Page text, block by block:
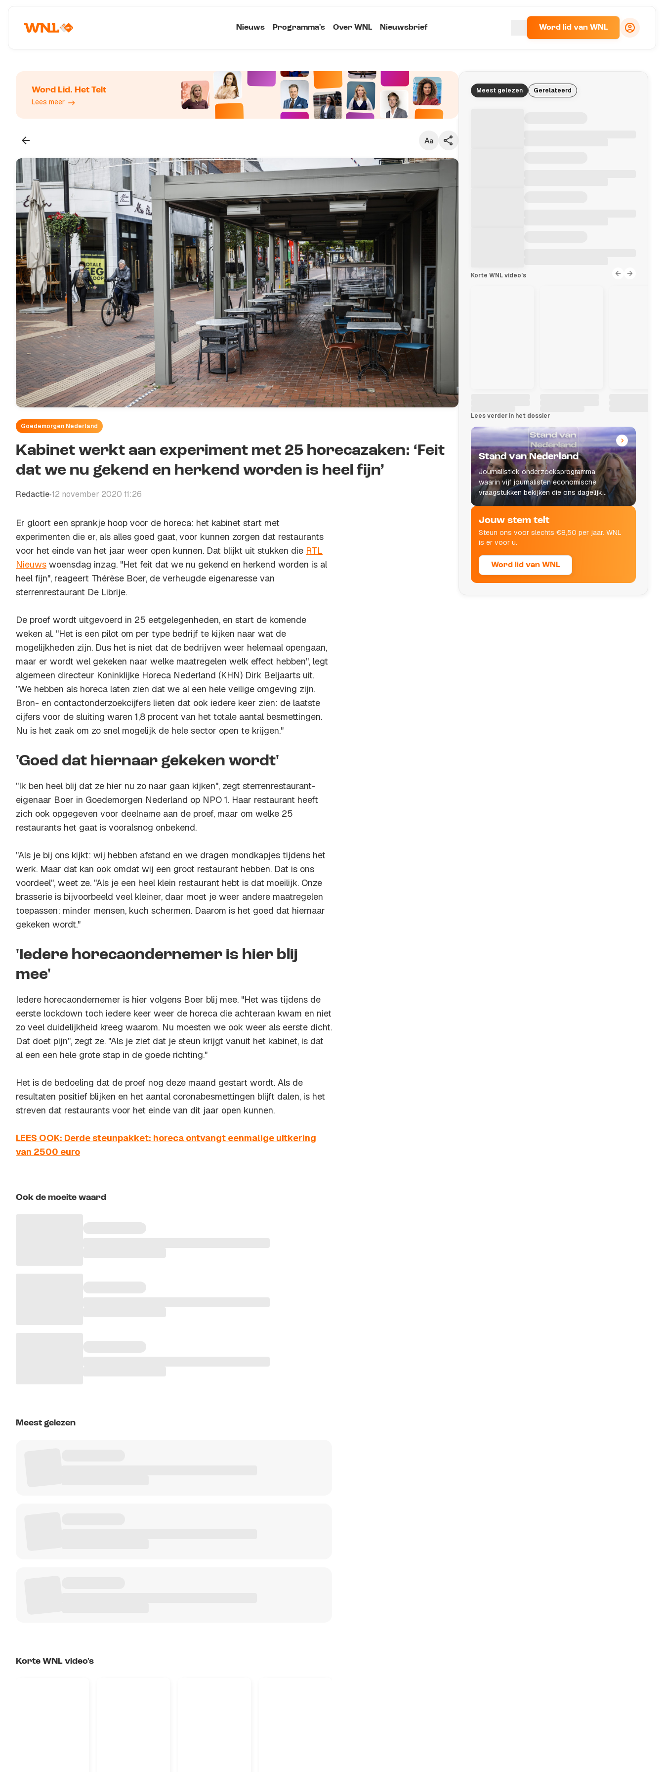
Nieuws Programma's Over WNL Nieuwsbrief Word lid van WNL
Word Lid. Het Telt
Lees meer
Standaard
Kopieer link
Goedemorgen Nederland
Kabinet werkt aan experiment met 25 horecazaken: ‘Feit
dat we nu gekend en herkend worden is heel fijn’
Redactie•12 november 2020 11:26
Er gloort een sprankje hoop voor de horeca: het kabinet start met
experimenten die er, als alles goed gaat, voor kunnen zorgen dat restaurants
voor het einde van het jaar weer open kunnen. Dat blijkt uit stukken die RTL
Nieuws woensdag inzag. "Het feit dat we nu gekend en herkend worden is al
heel fijn", reageert Thérèse Boer, de verheugde eigenaresse van
sterrenrestaurant De Librije.
De proef wordt uitgevoerd in 25 eetgelegenheden, en start de komende
weken al. "Het is een pilot om per type bedrijf te kijken naar wat de
mogelijkheden zijn. Dus het is niet dat de bedrijven weer helemaal opengaan,
maar er wordt wel gekeken naar welke maatregelen welk effect hebben", legt
algemeen directeur Koninklijke Horeca Nederland (KHN) Dirk Beljaarts uit.
"We hebben als horeca laten zien dat we al een hele veilige omgeving zijn.
Bron- en contactonderzoekcijfers lieten dat ook iedere keer zien: de laatste
cijfers voor de sluiting waren 1,8 procent van het totale aantal besmettingen.
Nu is het zaak om zo snel mogelijk de hele sector open te krijgen."
'Goed dat hiernaar gekeken wordt'
"Ik ben heel blij dat ze hier nu zo naar gaan kijken", zegt sterrenrestaurant-
eigenaar Boer in Goedemorgen Nederland op NPO 1. Haar restaurant heeft
zich ook opgegeven voor deelname aan de proef, maar om welke 25
restaurants het gaat is vooralsnog onbekend.
"Als je bij ons kijkt: wij hebben afstand en we dragen mondkapjes tijdens het
werk. Maar dat kan ook omdat wij een groot restaurant hebben. Dat is ons
voordeel", weet ze. "Als je een heel klein restaurant hebt is dat moeilijk. Onze
brasserie is bijvoorbeeld veel kleiner, daar moet je weer andere maatregelen
toepassen: minder mensen, kuch schermen. Daarom is het goed dat hiernaar
gekeken wordt."
'Iedere horecaondernemer is hier blij
mee'
Iedere horecaondernemer is hier volgens Boer blij mee. "Het was tijdens de
eerste lockdown toch iedere keer weer de horeca die achteraan kwam en niet
zo veel duidelijkheid kreeg waarom. Nu moesten we ook weer als eerste dicht.
Dat doet pijn", zegt ze. "Als je ziet dat je steun krijgt vanuit het kabinet, is dat
al een een hele grote stap in de goede richting."
Het is de bedoeling dat de proef nog deze maand gestart wordt. Als de
resultaten positief blijken en het aantal coronabesmettingen blijft dalen, is het
streven dat restaurants voor het einde van dit jaar open kunnen.
LEES OOK: Derde steunpakket: horeca ontvangt eenmalige uitkering
van 2500 euro
Ook de moeite waard
Meest gelezen
Korte WNL video's
Meest gelezen Gerelateerd
Korte WNL video's
Lees verder in het dossier
Stand van Nederland
Journalistiek onderzoeksprogramma
waarin vijf journalisten economische
vraagstukken bekijken die ons dagelijks
leven raken.
Jouw stem telt
Steun ons voor slechts €8,50 per jaar. WNL
is er voor u.
Word lid van WNL